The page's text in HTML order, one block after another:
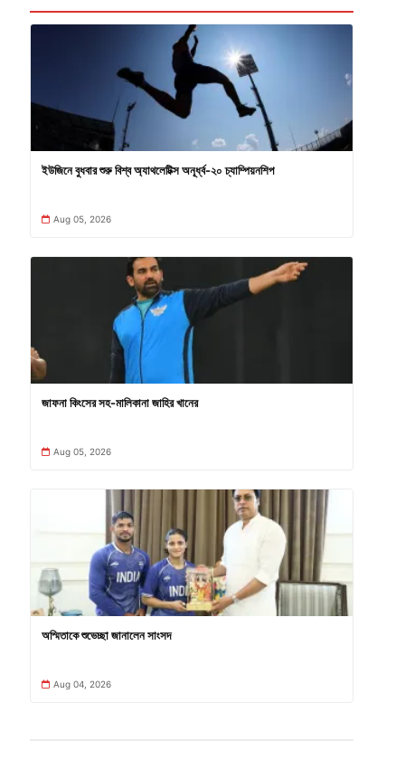
ইউজিনে বুধবার শুরু বিশ্ব অ্যাথলেটিক্স অনূর্ধ্ব-২০ চ্যাম্পিয়নশিপ
Aug 05, 2026
জাফনা কিংসের সহ-মালিকানা জাহির খানের
Aug 05, 2026
অস্মিতাকে শুভেচ্ছা জানালেন সাংসদ
Aug 04, 2026